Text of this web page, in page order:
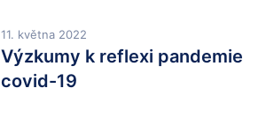
11. května 2022
Výzkumy k reflexi pandemie
covid-19